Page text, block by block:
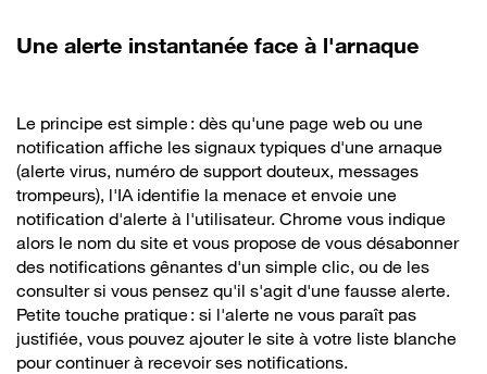
Une alerte instantanée face à l'arnaque
Le principe est simple : dès qu'une page web ou une
notification affiche les signaux typiques d'une arnaque
(alerte virus, numéro de support douteux, messages
trompeurs), l'IA identifie la menace et envoie une
notification d'alerte à l'utilisateur. Chrome vous indique
alors le nom du site et vous propose de vous désabonner
des notifications gênantes d'un simple clic, ou de les
consulter si vous pensez qu'il s'agit d'une fausse alerte.
Petite touche pratique : si l'alerte ne vous paraît pas
justifiée, vous pouvez ajouter le site à votre liste blanche
pour continuer à recevoir ses notifications.